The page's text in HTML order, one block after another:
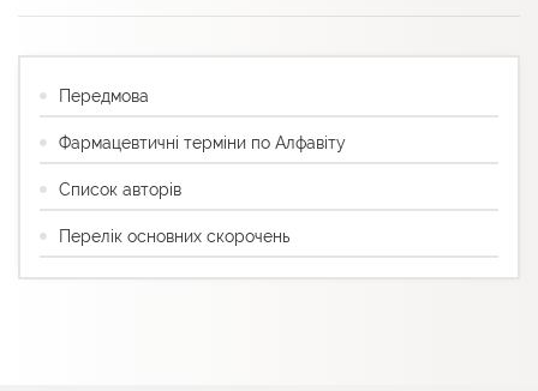
Передмова
Фармацевтичні терміни по Алфавіту
Список авторів
Перелік основних скорочень